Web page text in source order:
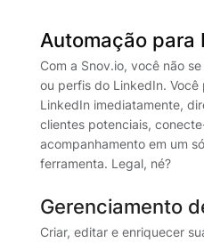
Automação para
Com a Snov.io, você não
ou perfis do LinkedIn.
LinkedIn imediatamente,
clientes potenciais,
acompanhamento em um
ferramenta. Legal, né?
Gerenciamento
Criar, editar e enriquecer